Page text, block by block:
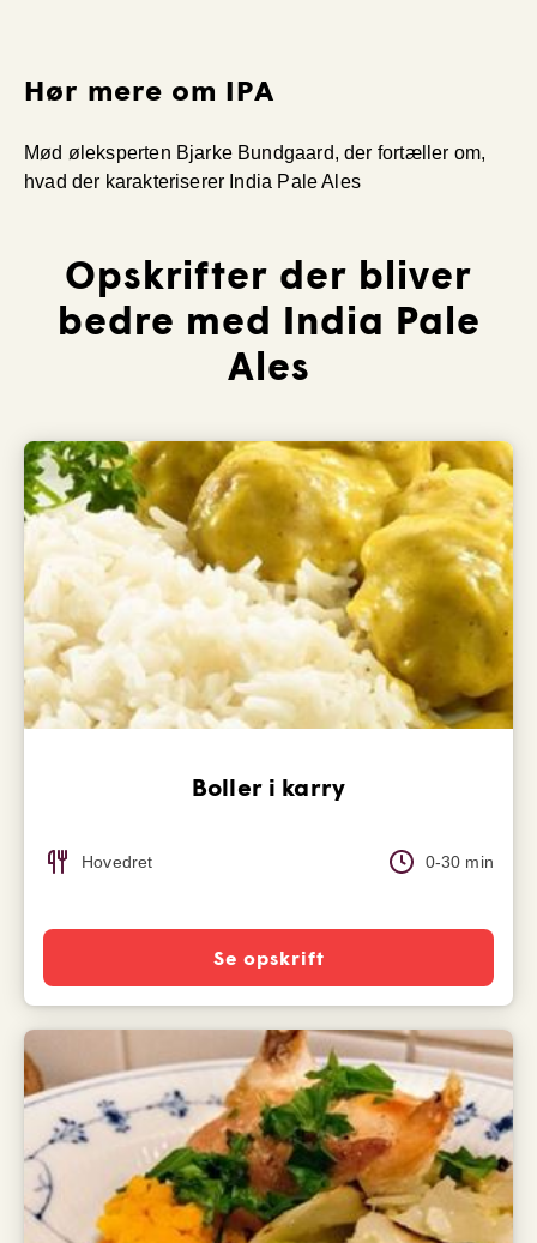
Hør mere om IPA
Mød øleksperten Bjarke Bundgaard, der fortæller om,
hvad der karakteriserer India Pale Ales
Opskrifter der bliver
bedre med India Pale
Ales
Boller i karry
Hovedret 0-30 min
Se opskrift